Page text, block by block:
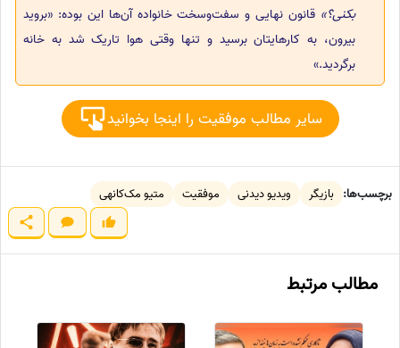
بکنی؟» قانون نهایی و سفت‌و‌سخت خانواده آن‌ها این بوده: «بروید
بیرون، به کارهایتان برسید و تنها وقتی هوا تاریک شد به خانه
برگردید.»
سایر مطالب موفقیت را اینجا بخوانید
برچسب‌ها: بازیگر ویدیو دیدنی موفقیت متیو مک‌کانهی
مطالب مرتبط